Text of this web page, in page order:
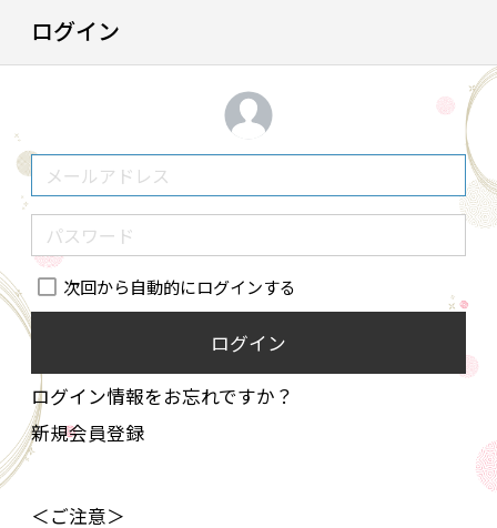
ログイン
次回から自動的にログインする
ログイン
ログイン情報をお忘れですか？
新規会員登録
＜ご注意＞